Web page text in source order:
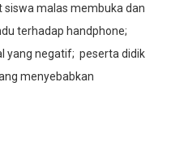
siswa malas membuka dan
terhadap handphone;
yang negatif; peserta didik
menyebabkan